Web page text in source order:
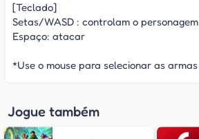
[Teclado]
Setas/WASD : controlam o personagem
Espaço: atacar
*Use o mouse para selecionar as armas
Jogue também